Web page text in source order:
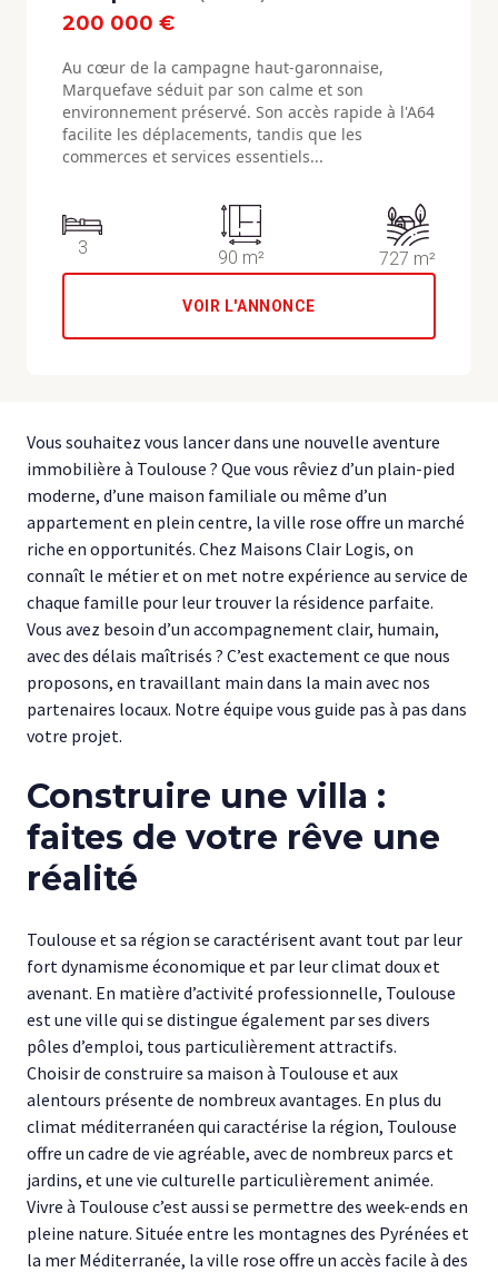
200 000 €
Au cœur de la campagne haut-garonnaise,
Marquefave séduit par son calme et son
environnement préservé. Son accès rapide à l'A64
facilite les déplacements, tandis que les
commerces et services essentiels...
3 90 m² 727 m²
VOIR L'ANNONCE
Vous souhaitez vous lancer dans une nouvelle aventure
immobilière à Toulouse ? Que vous rêviez d’un plain-pied
moderne, d’une maison familiale ou même d’un
appartement en plein centre, la ville rose offre un marché
riche en opportunités. Chez Maisons Clair Logis, on
connaît le métier et on met notre expérience au service de
chaque famille pour leur trouver la résidence parfaite.
Vous avez besoin d’un accompagnement clair, humain,
avec des délais maîtrisés ? C’est exactement ce que nous
proposons, en travaillant main dans la main avec nos
partenaires locaux. Notre équipe vous guide pas à pas dans
votre projet.
Construire une villa :
faites de votre rêve une
réalité
Toulouse et sa région se caractérisent avant tout par leur
fort dynamisme économique et par leur climat doux et
avenant. En matière d’activité professionnelle, Toulouse
est une ville qui se distingue également par ses divers
pôles d’emploi, tous particulièrement attractifs.
Choisir de construire sa maison à Toulouse et aux
alentours présente de nombreux avantages. En plus du
climat méditerranéen qui caractérise la région, Toulouse
offre un cadre de vie agréable, avec de nombreux parcs et
jardins, et une vie culturelle particulièrement animée.
Vivre à Toulouse c’est aussi se permettre des week-ends en
pleine nature. Située entre les montagnes des Pyrénées et
la mer Méditerranée, la ville rose offre un accès facile à des